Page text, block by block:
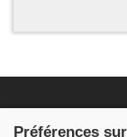
Préférences